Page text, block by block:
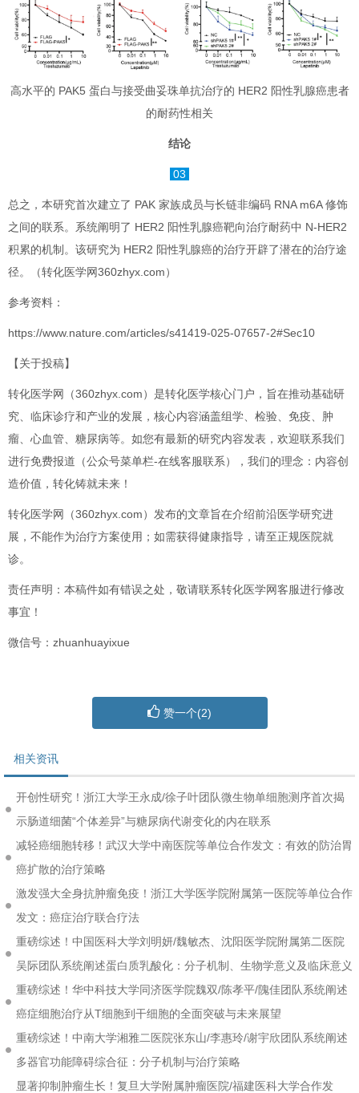
高水平的 PAK5 蛋白与接受曲妥珠单抗治疗的 HER2 阳性乳腺癌患者
的耐药性相关
结论
03
总之，本研究首次建立了 PAK 家族成员与长链非编码 RNA m6A 修饰
之间的联系。系统阐明了 HER2 阳性乳腺癌靶向治疗耐药中 N-HER2
积累的机制。该研究为 HER2 阳性乳腺癌的治疗开辟了潜在的治疗途
径。（转化医学网360zhyx.com）
参考资料：
https://www.nature.com/articles/s41419-025-07657-2#Sec10
【关于投稿】
转化医学网（360zhyx.com）是转化医学核心门户，旨在推动基础研
究、临床诊疗和产业的发展，核心内容涵盖组学、检验、免疫、肿
瘤、心血管、糖尿病等。如您有最新的研究内容发表，欢迎联系我们
进行免费报道（公众号菜单栏-在线客服联系），我们的理念：内容创
造价值，转化铸就未来！
转化医学网（360zhyx.com）发布的文章旨在介绍前沿医学研究进
展，不能作为治疗方案使用；如需获得健康指导，请至正规医院就
诊。
责任声明：本稿件如有错误之处，敬请联系转化医学网客服进行修改
事宜！
微信号：zhuanhuayixue
赞一个(2)
相关资讯
开创性研究！浙江大学王永成/徐子叶团队微生物单细胞测序首次揭
示肠道细菌“个体差异”与糖尿病代谢变化的内在联系
减轻癌细胞转移！武汉大学中南医院等单位合作发文：有效的防治胃
癌扩散的治疗策略
激发强大全身抗肿瘤免疫！浙江大学医学院附属第一医院等单位合作
发文：癌症治疗联合疗法
重磅综述！中国医科大学刘明妍/魏敏杰、沈阳医学院附属第二医院
吴际团队系统阐述蛋白质乳酸化：分子机制、生物学意义及临床意义
重磅综述！华中科技大学同济医学院魏双/陈孝平/隗佳团队系统阐述
癌症细胞治疗从T细胞到干细胞的全面突破与未来展望
重磅综述！中南大学湘雅二医院张东山/李惠玲/谢宇欣团队系统阐述
多器官功能障碍综合征：分子机制与治疗策略
显著抑制肿瘤生长！复旦大学附属肿瘤医院/福建医科大学合作发